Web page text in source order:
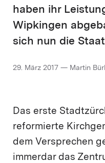
haben ihr
Wipkingen
sich nun die
29. März 2017 — Martin
Das erste
reformierte
dem Versprechen
immerdar das